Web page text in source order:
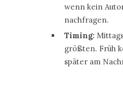
wenn kein
nachfragen.
Timing:
größten. Früh
später am